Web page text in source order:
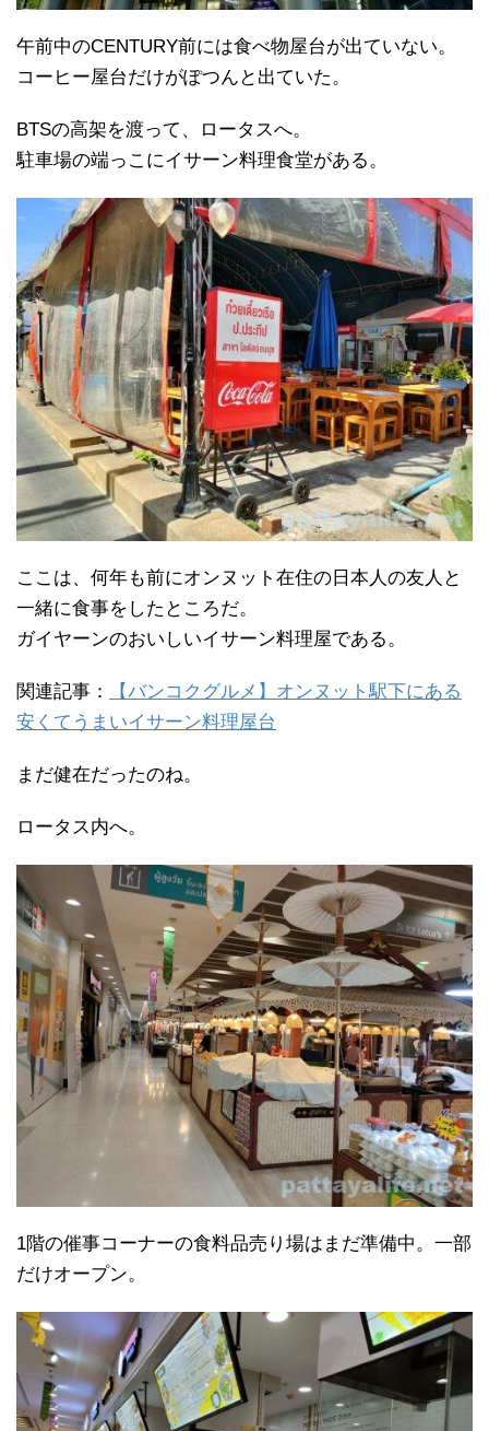
午前中のCENTURY前には食べ物屋台が出ていない。
コーヒー屋台だけがぽつんと出ていた。
BTSの高架を渡って、ロータスへ。
駐車場の端っこにイサーン料理食堂がある。
ここは、何年も前にオンヌット在住の日本人の友人と
一緒に食事をしたところだ。
ガイヤーンのおいしいイサーン料理屋である。
関連記事：
【バンコクグルメ】オンヌット駅下にある
安くてうまいイサーン料理屋台
まだ健在だったのね。
ロータス内へ。
1階の催事コーナーの食料品売り場はまだ準備中。一部
だけオープン。